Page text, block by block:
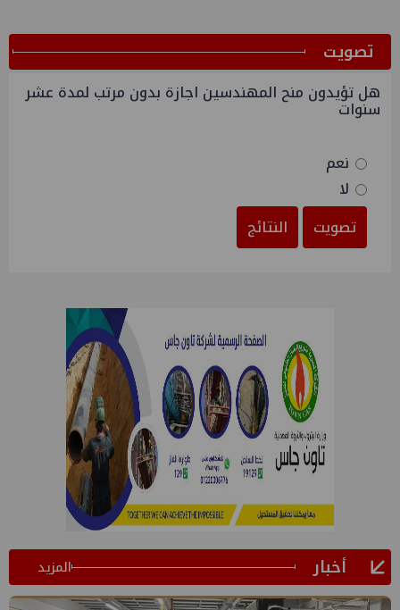
ﺗﺼﻮﻳﺖ
هل تؤيدون منح المهندسين اجازة بدون مرتب لمدة عشر
سنوات
نعم
لا
تصويت
النتائج
أخبار المزيد